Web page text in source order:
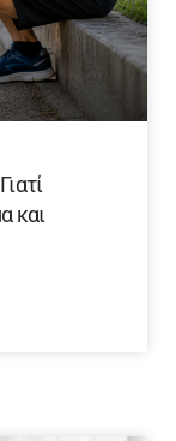
και